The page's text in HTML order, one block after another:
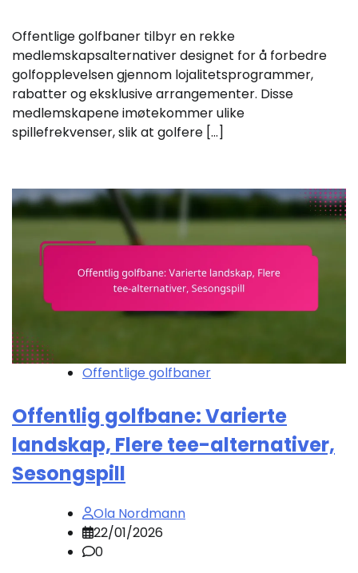
Offentlige golfbaner tilbyr en rekke
medlemskapsalternativer designet for å forbedre
golfopplevelsen gjennom lojalitetsprogrammer,
rabatter og eksklusive arrangementer. Disse
medlemskapene imøtekommer ulike
spillefrekvenser, slik at golfere […]
Offentlige golfbaner
Offentlig golfbane: Varierte
landskap, Flere tee-alternativer,
Sesongspill
Ola Nordmann
22/01/2026
0